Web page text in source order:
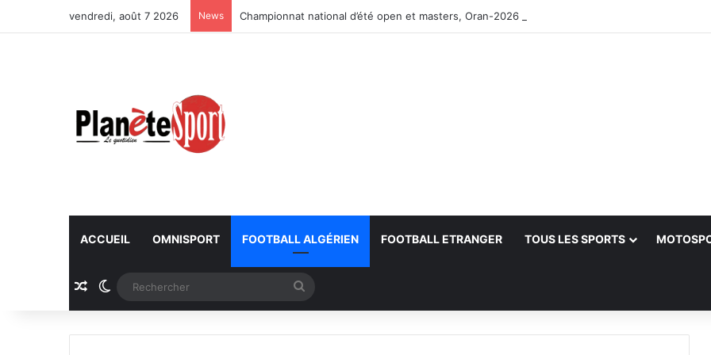
vendredi, août 7 2026 News Championnat national d’été open et masters, Oran-2026 — Le CRB s’adjuge le titre
ACCUEIL OMNISPORT FOOTBALL ALGÉRIEN FOOTBALL ETRANGER TOUS LES SPORTS
Article Aléatoire
Switch skin